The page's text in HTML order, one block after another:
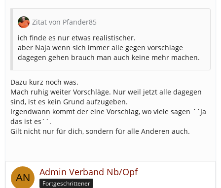
Zitat von Pfander85
ich finde es nur etwas realistischer.
aber Naja wenn sich immer alle gegen vorschlage
dagegen gehen brauch man auch keine mehr machen.
Dazu kurz noch was.
Mach ruhig weiter Vorschläge. Nur weil jetzt alle dagegen
sind, ist es kein Grund aufzugeben.
Irgendwann kommt der eine Vorschlag, wo viele sagen ´´Ja
das ist es``.
Gilt nicht nur für dich, sondern für alle Anderen auch.
Admin Verband Nb/Opf
Fortgeschrittener